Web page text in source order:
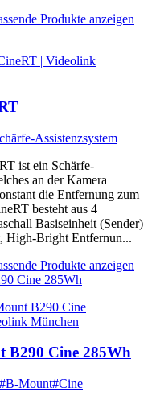
Produkte anzeigen
Assistenzsystem
ist ein Schärfe-
an der Kamera
die Entfernung zum
besteht aus 4
Basiseinheit (Sender)
High-Bright Entfernun...
Produkte anzeigen
Cine 285Wh
B290 Cine 285Wh
#B-Mount#Cine